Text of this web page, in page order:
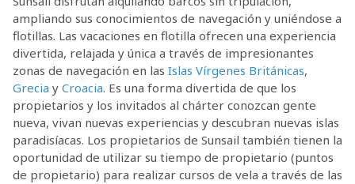
ampliando sus conocimientos de navegación y uniéndose a
flotillas. Las vacaciones en flotilla ofrecen una experiencia
divertida, relajada y única a través de impresionantes
zonas de navegación en las Islas Vírgenes Británicas,
Grecia y Croacia. Es una forma divertida de que los
propietarios y los invitados al chárter conozcan gente
nueva, vivan nuevas experiencias y descubran nuevas islas
paradisíacas. Los propietarios de Sunsail también tienen la
oportunidad de utilizar su tiempo de propietario (puntos
de propietario) para realizar cursos de vela a través de las